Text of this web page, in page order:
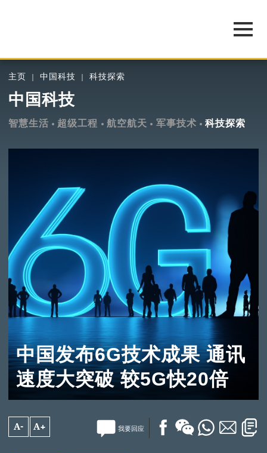
主页 中国科技 科技探索
中国科技
智慧生活 超级工程 航空航天 军事技术 科技探索
中国发布6G技术成果 通讯
速度大突破 较5G快20倍
A- A+ 我要回应